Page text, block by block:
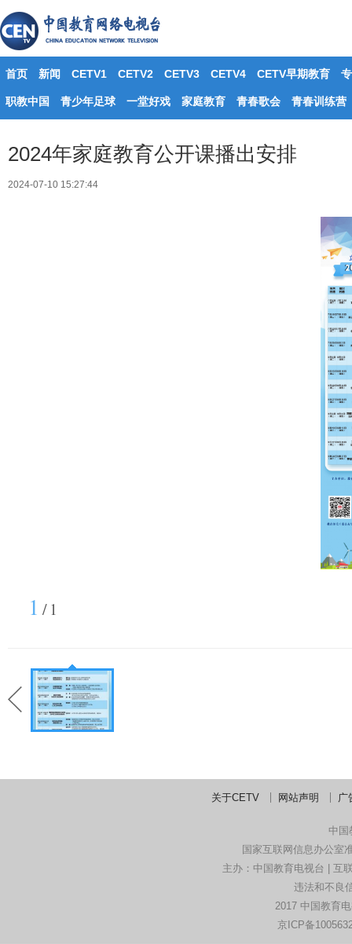
首页 新闻 CETV1 CETV2 CETV3 CETV4 CETV早期教育
职教中国 青少年足球 一堂好戏 家庭教育 青春歌会 青春训练营
2024年家庭教育公开课播出安排
2024-07-10 15:27:44
1 /1
关于CETV 网站声明 广
中国
国家互联网信息办公室
主办：中国教育电视台 | 互
违法和不良
2017 中国教育
京ICP备